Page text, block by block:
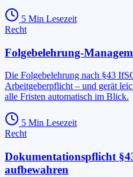
5 Min Lesezeit
Recht
Folgebelehrung-
Die Folgebelehrung nach §43
Arbeitgeberpflicht – und gerät
alle Fristen automatisch im Blick.
5 Min Lesezeit
Recht
Dokumentationspflicht
aufbewahren